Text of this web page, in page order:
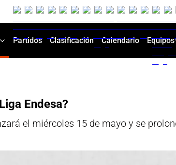
Partidos Clasificación Calendario Equipos
Endesa?
el miércoles 15 de mayo y se